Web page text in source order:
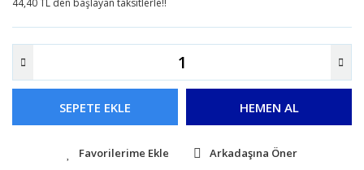
44,40 TL den başlayan taksitlerle!!
SEPETE EKLE HEMEN AL
Arkadaşına Öner